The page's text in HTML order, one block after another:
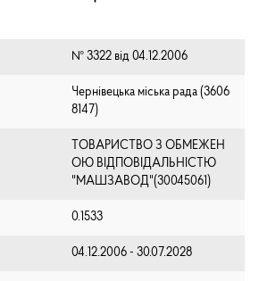
№ 3322 від 04.12.2006
Чернівецька міська рада (⁨3606
8147⁩)
ТОВАРИСТВО З ОБМЕЖЕН
ОЮ ВІДПОВІДАЛЬНІСТЮ
"МАШЗАВОД"(30045061)
0.1533
04.12.2006 - 30.07.2028